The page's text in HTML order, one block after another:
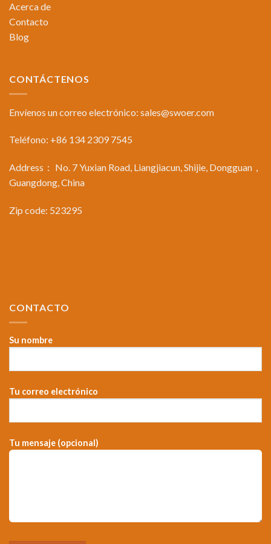
Acerca de
Contacto
Blog
CONTÁCTENOS
Envíenos un correo electrónico: sales@swoer.com
Teléfono: +86 134 2309 7545
Address： No. 7 Yuxian Road, Liangjiacun, Shijie, Dongguan，
Guangdong, China
Zip code: 523295
CONTACTO
Su nombre
Tu correo electrónico
Tu mensaje (opcional)